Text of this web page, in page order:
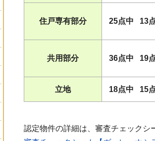
住戸専有部分 25点中 13
共用部分 36点中 19
立地 18点中 15
認定物件の詳細は、審査チェックシ